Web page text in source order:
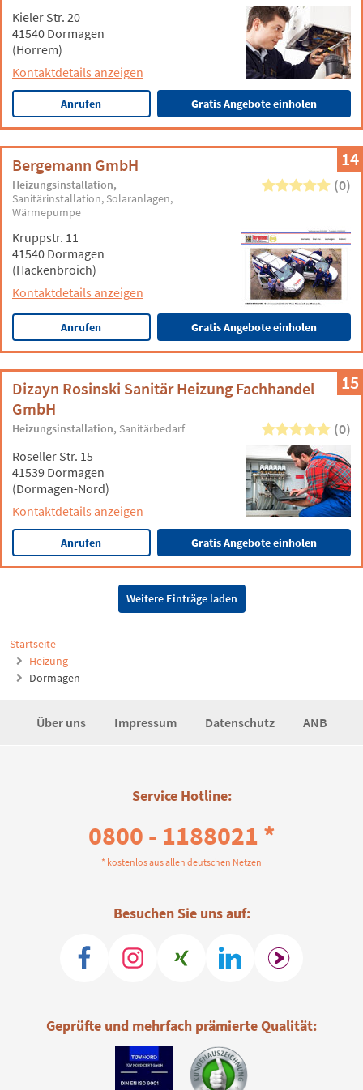
Startseite
Heizung
Dormagen
Kieler Str. 20
41540 Dormagen
(Horrem)
Kontaktdetails anzeigen
Anrufen Gratis Angebote einholen
14
Bergemann GmbH
Heizungsinstallation
Sanitärinstallation Solaranlagen
Wärmepumpe
(0)
Kruppstr. 11
41540 Dormagen
(Hackenbroich)
Kontaktdetails anzeigen
Anrufen Gratis Angebote einholen
15
Dizayn Rosinski Sanitär Heizung Fachhandel
GmbH
Heizungsinstallation Sanitärbedarf (0)
Roseller Str. 15
41539 Dormagen
(Dormagen-Nord)
Kontaktdetails anzeigen
Anrufen Gratis Angebote einholen
Weitere Einträge laden
Über uns Impressum Datenschutz ANB
Service Hotline:
0800 - 1188021 *
* kostenlos aus allen deutschen Netzen
Besuchen Sie uns auf:
Geprüfte und mehrfach prämierte Qualität: